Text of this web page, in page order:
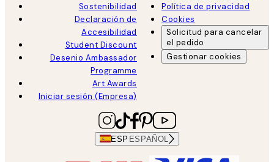
Sostenibilidad
Declaración de
Accesibilidad
Student Discount
Desenio Ambassador
Programme
Art Awards
Iniciar sesión (Empresa)
Política de privacidad
Cookies
Solicitud para cancelar
el pedido
Gestionar cookies
ESP ESPAÑOL